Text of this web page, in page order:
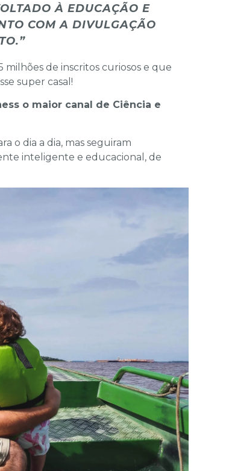
À EDUCAÇÃO E
COM A DIVULGAÇÃO
milhões de inscritos curiosos e que
super casal!
o maior canal de Ciência e
o dia a dia, mas seguiram
inteligente e educacional, de